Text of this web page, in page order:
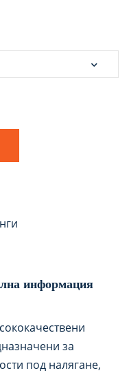
информация
за
под налягане,